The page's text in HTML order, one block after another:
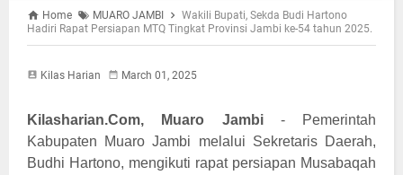
Home MUARO JAMBI
Wakili Bupati, Sekda Budi Hartono
Hadiri Rapat Persiapan MTQ Tingkat Provinsi Jambi ke-54 tahun 2025.
Kilas Harian March 01, 2025
Kilasharian.Com, Muaro Jambi -
Pemerintah
Kabupaten Muaro Jambi melalui Sekretaris Daerah,
Budhi Hartono, mengikuti rapat persiapan Musabaqah